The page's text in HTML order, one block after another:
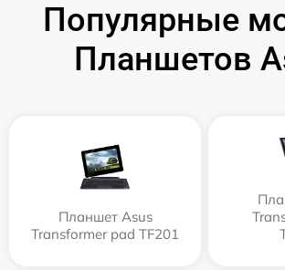
Популярные
Планшетов
Планшет Asus
Transformer pad TF201